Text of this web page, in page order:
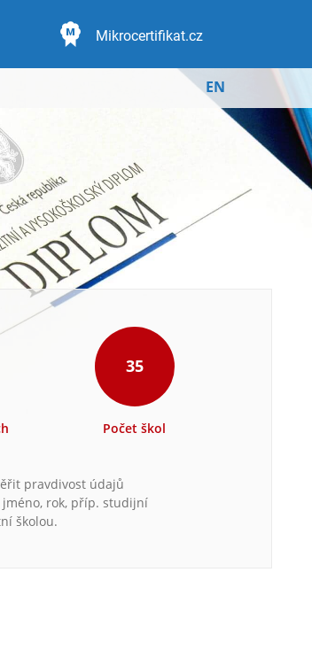
Mikrocertifikat.cz
EN
35
Počet škol
pravdivost údajů
rok, příp. studijní
školou.